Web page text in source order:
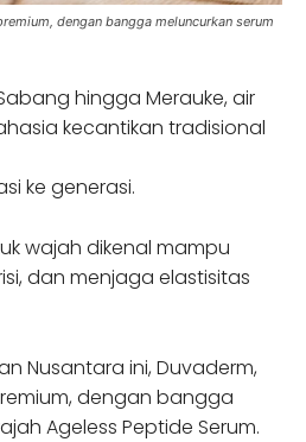
dengan bangga meluncurkan serum
hingga Merauke, air
kecantikan tradisional
ke generasi.
wajah dikenal mampu
dan menjaga elastisitas
Nusantara ini, Duvaderm,
dengan bangga
Ageless Peptide Serum.